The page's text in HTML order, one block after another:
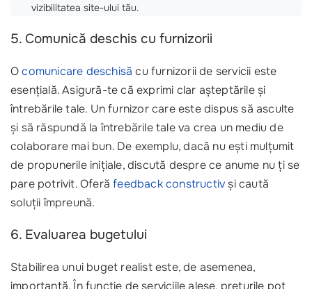
vizibilitatea site-ului tău.
5. Comunică deschis cu furnizorii
Ocomunicare deschisă cu furnizorii de servicii este
esențială. Asigură-te că exprimi clar așteptările și
întrebările tale. Un furnizor care este dispus să asculte
și să răspundă la întrebările tale va crea un mediu de
colaborare mai bun. De exemplu, dacă nu ești mulțumit
de propunerile inițiale, discută despre ce anume nu ți se
pare potrivit. Oferăfeedback constructivși caută
soluții împreună.
6. Evaluarea bugetului
Stabilirea unui buget realist este, de asemenea,
importantă. În funcție de serviciile alese, prețurile pot